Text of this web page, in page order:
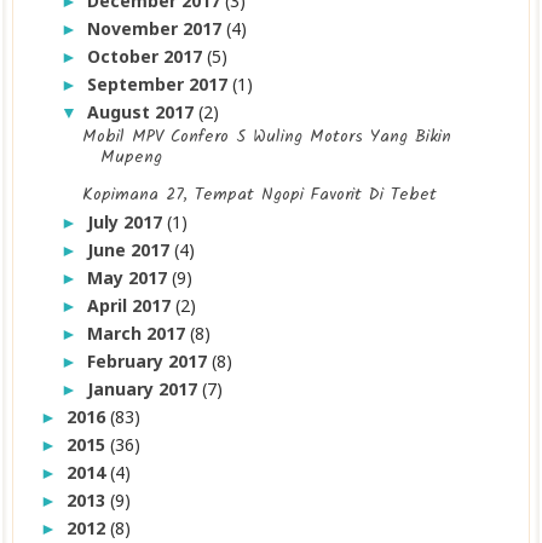
► November 2017(4)
► October 2017(5)
► September 2017(1)
▼August 2017(2)
Mobil MPV Confero S Wuling Motors Yang Bikin
Mupeng
Kopimana 27, Tempat Ngopi Favorit Di Tebet
► July 2017(1)
► June 2017(4)
► May 2017(9)
►April 2017(2)
► March 2017(8)
► February 2017(8)
► January 2017(7)
► 2016(83)
► 2015(36)
► 2014(4)
► 2013(9)
► 2012(8)